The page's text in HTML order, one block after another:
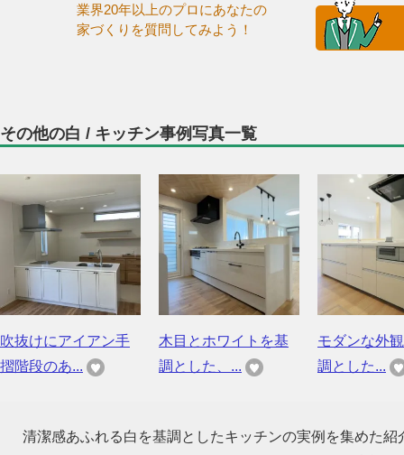
業界20年以上のプロにあなたの
家づくりを質問してみよう！
その他の白 / キッチン事例写真一覧
吹抜けにアイアン手
摺階段のあ...
木目とホワイトを基
調とした、...
モダンな外
調とした...
清潔感あふれる白を基調としたキッチンの実例を集めた